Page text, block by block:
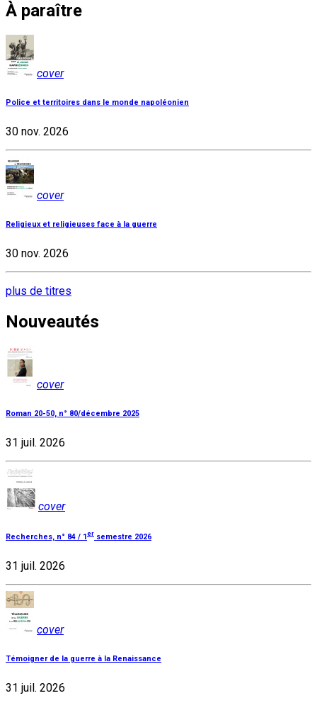
À paraître
cover
Police et territoires dans le monde napoléonien
30 nov. 2026
cover
Religieux et religieuses face à la guerre
30 nov. 2026
plus de titres
Nouveautés
cover
Roman 20-50, n° 80/décembre 2025
31 juil. 2026
cover
Recherches, n° 84 / 1 er semestre 2026
31 juil. 2026
cover
Témoigner de la guerre à la Renaissance
31 juil. 2026